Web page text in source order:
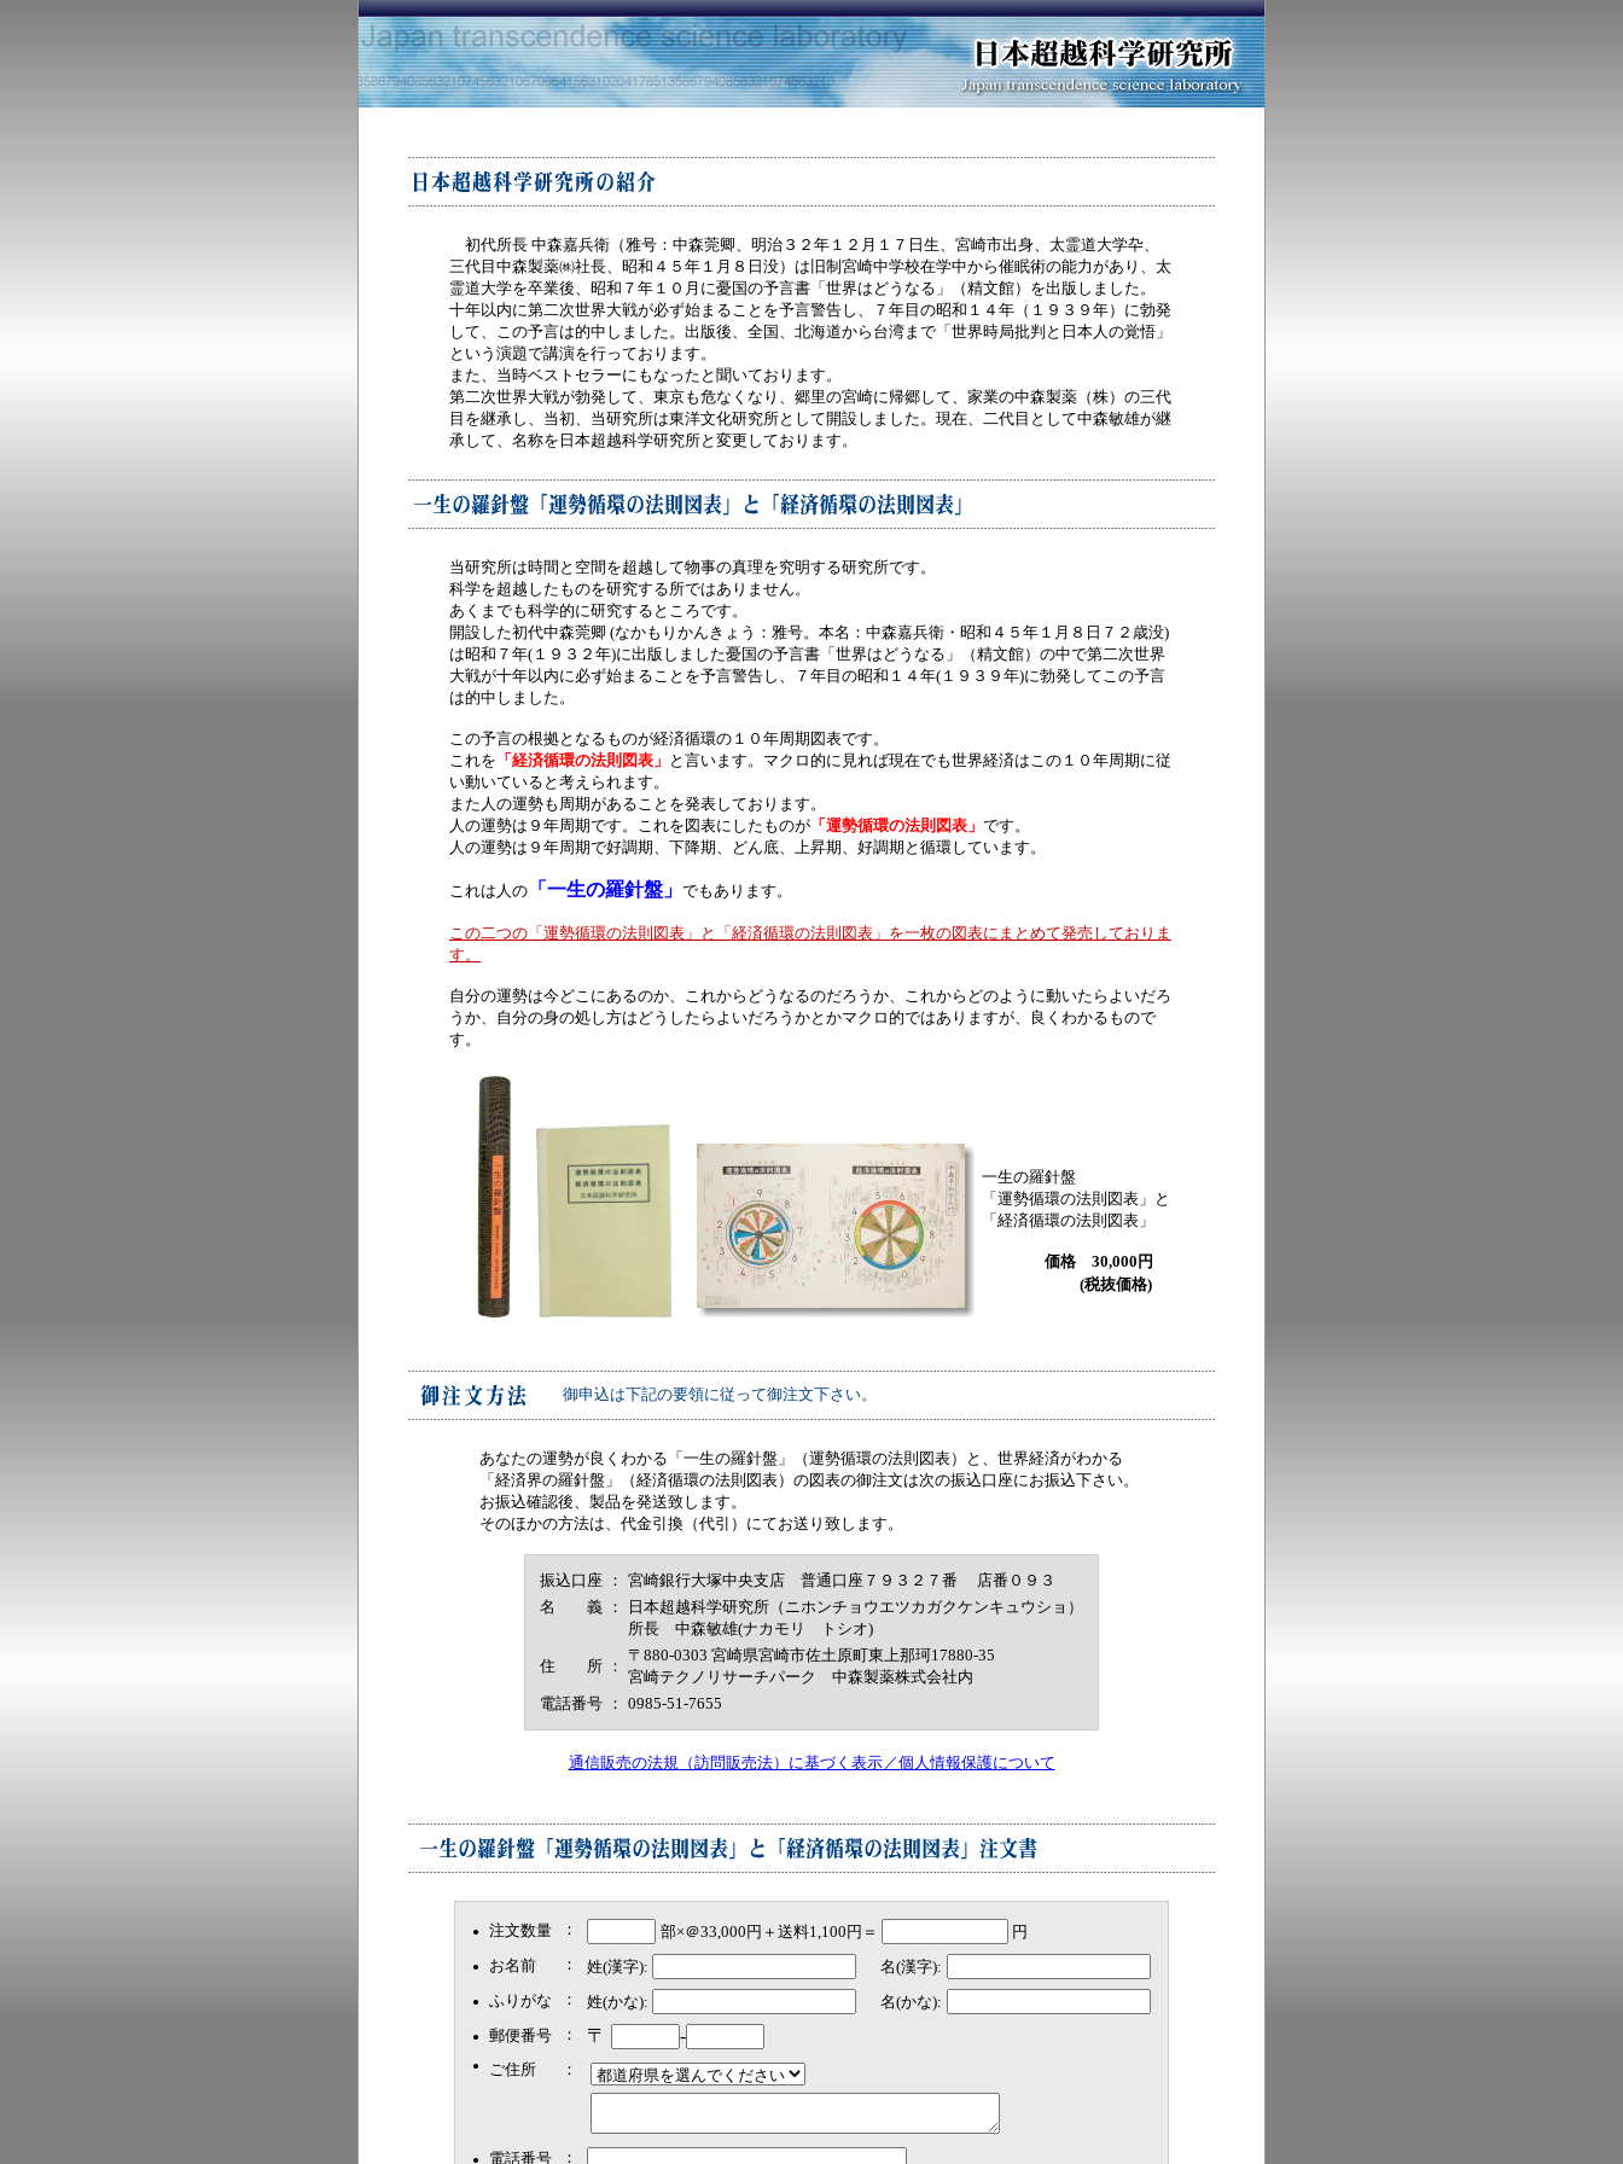
初代所長 中森嘉兵衛（雅号：中森莞卿、明治３２年１２月１７日生、宮崎市出身、太霊道大学卆、
三代目中森製薬㈱社長、昭和４５年１月８日没）は旧制宮崎中学校在学中から催眠術の能力があり、太
霊道大学を卒業後、昭和７年１０月に憂国の予言書「世界はどうなる」（精文館）を出版しました。
十年以内に第二次世界大戦が必ず始まることを予言警告し、７年目の昭和１４年（１９３９年）に勃発
して、この予言は的中しました。出版後、全国、北海道から台湾まで「世界時局批判と日本人の覚悟」
という演題で講演を行っております。
また、当時ベストセラーにもなったと聞いております。
第二次世界大戦が勃発して、東京も危なくなり、郷里の宮崎に帰郷して、家業の中森製薬（株）の三代
目を継承し、当初、当研究所は東洋文化研究所として開設しました。現在、二代目として中森敏雄が継
承して、名称を日本超越科学研究所と変更しております。
当研究所は時間と空間を超越して物事の真理を究明する研究所です。
科学を超越したものを研究する所ではありません。
あくまでも科学的に研究するところです。
開設した初代中森莞卿 (なかもりかんきょう：雅号。本名：中森嘉兵衛・昭和４５年１月８日７２歳没)
は昭和７年(１９３２年)に出版しました憂国の予言書「世界はどうなる」（精文館）の中で第二次世界
大戦が十年以内に必ず始まることを予言警告し、７年目の昭和１４年(１９３９年)に勃発してこの予言
は的中しました。
この予言の根拠となるものが経済循環の１０年周期図表です。
これを 「経済循環の法則図表」 と言います。マクロ的に見れば現在でも世界経済はこの１０年周期に従
い動いていると考えられます。
また人の運勢も周期があることを発表しております。
人の運勢は９年周期です。これを図表にしたものが 「運勢循環の法則図表」 です。
人の運勢は９年周期で好調期、下降期、どん底、上昇期、好調期と循環しています。
これは人の 「一生の羅針盤」 でもあります。
この二つの「運勢循環の法則図表」と「経済循環の法則図表」を一枚の図表にまとめて発売しておりま
す。
自分の運勢は今どこにあるのか、これからどうなるのだろうか、これからどのように動いたらよいだろ
うか、自分の身の処し方はどうしたらよいだろうかとかマクロ的ではありますが、良くわかるもので
す。
一生の羅針盤
「運勢循環の法則図表」と
「経済循環の法則図表」
価格 30,000円
(税抜価格)
御申込は下記の要領に従って御注文下さい。
あなたの運勢が良くわかる「一生の羅針盤」（運勢循環の法則図表）と、 世界経済がわかる
「経済界の羅針盤」（経済循環の法則図表）の図表の御注文は次の振込口座にお振込下さい。
お振込確認後、製品を発送致します。
そのほかの方法は、代金引換（代引）にてお送り致します。
振込口座 ： 宮崎銀行大塚中央支店 普通口座７９３２７番 店番０９３
名 義 ：
日本超越科学研究所（ニホンチョウエツカガクケンキュウショ）
所長 中森敏雄(ナカモリ トシオ)
住 所 ：
〒880-0303 宮崎県宮崎市佐土原町東上那珂17880-35
宮崎テクノリサーチパーク 中森製薬株式会社内
電話番号 ： 0985-51-7655
通信販売の法規（訪問販売法）に基づく表示／個人情報保護について
● 注文数量 ： 部×＠33,000円＋送料1,100円＝ 円
● お名前 ： 姓(漢字): 名(漢字):
● ふりがな ： 姓(かな): 名(かな):
● 郵便番号 ： 〒 -
● ご住所 ：
● 電話番号 ：